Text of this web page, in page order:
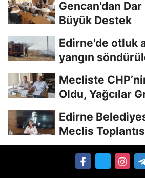
Gencan'dan
Büyük Destek
Edirne'de otluk
yangın
Mecliste
Oldu, Yağcılar
Edirne
Meclis